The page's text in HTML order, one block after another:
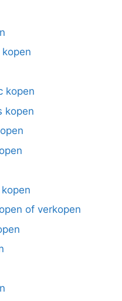
kopen
kopen
of verkopen